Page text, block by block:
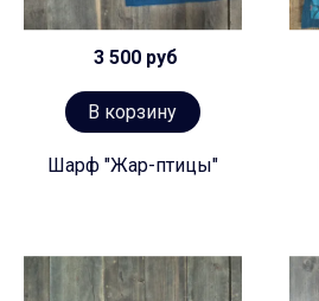
3 500 руб
В корзину
Шарф "Жар-птицы"